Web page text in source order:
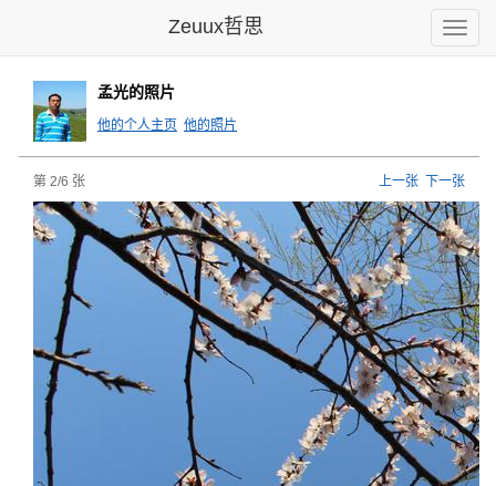
Toggle
Zeuux哲思
孟光的照片
他的个人主页 他的照片
第 2/6 张 上一张 下一张